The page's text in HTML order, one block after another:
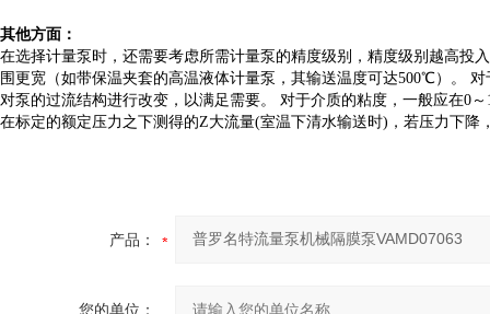
其他方面：
在选择计量泵时，还需要考虑所需计量泵的精度级别，精度级别越高投
围更宽（如带保温夹套的高温液体计量泵，其输送温度可达500℃）。
对泵的过流结构进行改变，以满足需要。 对于介质的粘度，一般应在0
在标定的额定压力之下测得的Z大流量(室温下清水输送时)，若压力下降
产品：
您的单位：